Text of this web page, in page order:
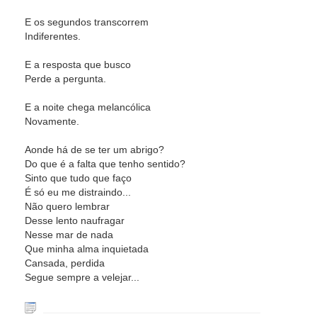
E os segundos transcorrem
Indiferentes.
E a resposta que busco
Perde a pergunta.
E a noite chega melancólica
Novamente.
Aonde há de se ter um abrigo?
Do que é a falta que tenho sentido?
Sinto que tudo que faço
É só eu me distraindo...
Não quero lembrar
Desse lento naufragar
Nesse mar de nada
Que minha alma inquietada
Cansada, perdida
Segue sempre a velejar...